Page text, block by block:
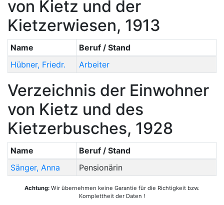
von Kietz und der
Kietzerwiesen, 1913
Name
Beruf / Stand
Hübner, Friedr. Arbeiter
Verzeichnis der Einwohner
von Kietz und des
Kietzerbusches, 1928
Name
Beruf / Stand
Sänger, Anna Pensionärin
Achtung: Wir übernehmen keine Garantie für die Richtigkeit bzw.
Komplettheit der Daten !